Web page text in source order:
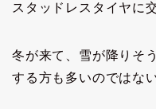
スタッドレスタイヤに
冬が来て、雪が降りそ
する方も多いのではな